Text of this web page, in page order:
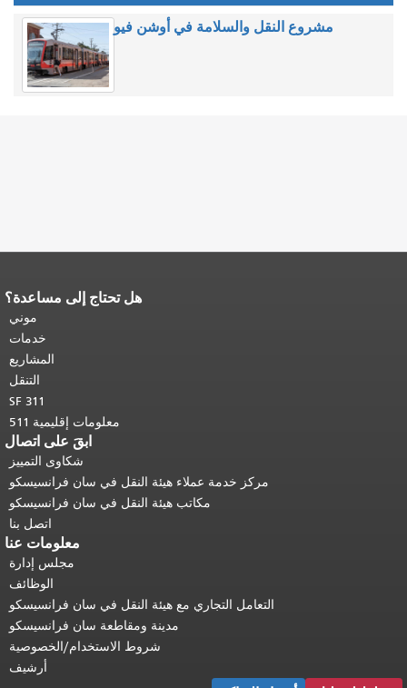
مشروع النقل والسلامة في أوشن فيو
هل تحتاج إلى مساعدة؟
موني
خدمات
المشاريع
التنقل
SF 311
معلومات إقليمية 511
ابقَ على اتصال
شكاوى التمييز
مركز خدمة عملاء هيئة النقل في سان فرانسيسكو
مكاتب هيئة النقل في سان فرانسيسكو
اتصل بنا
معلومات عنا
مجلس إدارة
الوظائف
التعامل التجاري مع هيئة النقل في سان فرانسيسكو
مدينة ومقاطعة سان فرانسيسكو
شروط الاستخدام/الخصوصية
أرشيف